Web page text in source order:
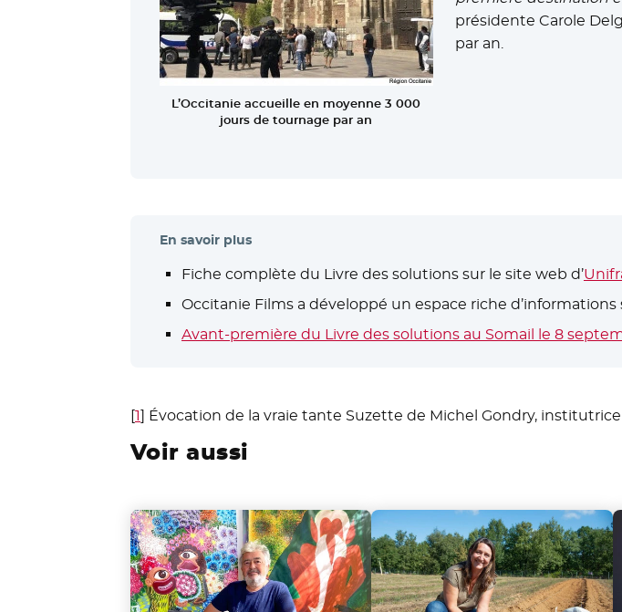
L’Occitanie accueille en moyenne 3 000
jours de tournage par an
présidente Carole
par an.
En savoir plus
Fiche complète du Livre des solutions sur le site web d’
Occitanie Films a développé un espace riche
Avant-première du Livre des solutions au Somail le 8
[1] Évocation de la vraie tante Suzette de Michel Gondry,
Voir aussi